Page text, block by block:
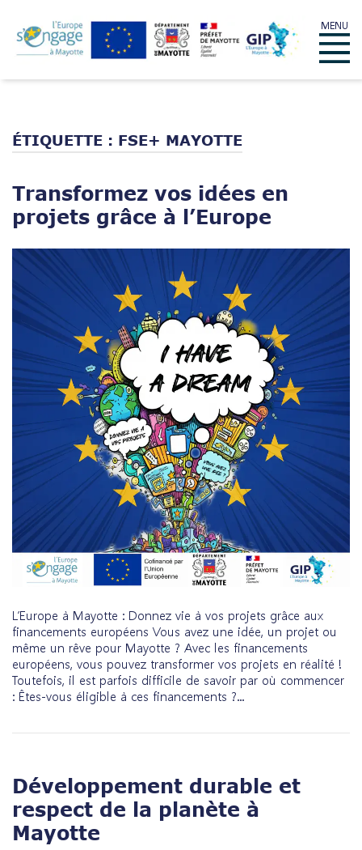
content
MENU
Menu
ÉTIQUETTE : FSE+ MAYOTTE
Transformez vos idées en
projets grâce à l’Europe
Open post
L’Europe à Mayotte : Donnez vie à vos projets grâce aux
financements européens Vous avez une idée, un projet ou
même un rêve pour Mayotte ? Avec les financements
européens, vous pouvez transformer vos projets en réalité !
Toutefois, il est parfois difficile de savoir par où commencer
: Êtes-vous éligible à ces financements ?...
Développement durable et
respect de la planète à
Mayotte